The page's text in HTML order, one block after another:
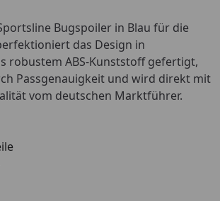
Bugspoiler in Blau für die
das Design in
robustem ABS-Kunststoff gefertigt,
Passgenauigkeit und wird direkt mit
vom deutschen Marktführer.